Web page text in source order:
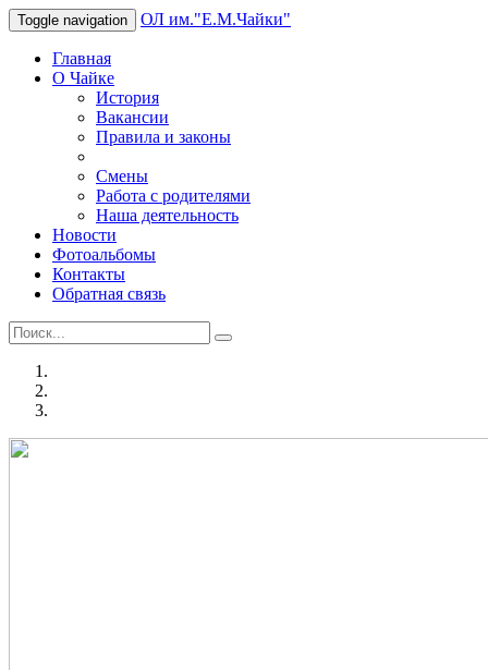
Toggle navigation ОЛ им."Е.М.Чайки"
Главная
О Чайке
История
Вакансии
Правила и законы
Смены
Работа с родителями
Наша деятельность
Новости
Фотоальбомы
Контакты
Обратная связь